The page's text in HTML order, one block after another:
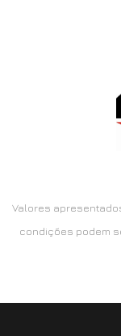
Valores
condições podem